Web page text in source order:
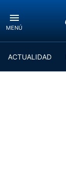
MENÚ
ACTUALIDAD